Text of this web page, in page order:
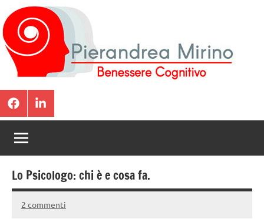
Pierandrea
Mirino
Psicologo
Neuropsicologo
Cognitivo
a
Lo Psicologo: chi è e cosa fa.
19
Pierandrea
2 commenti